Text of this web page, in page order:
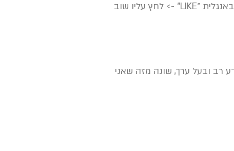
) -> סמן בו ״אהבתי״ או באנגלית ״LIKE" -> לחץ עליו שוב
רב ובעל ערך, שונה מזה שאני